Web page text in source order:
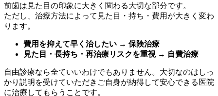
前歯は見た目の印象に大きく関わる大切な部分です。
ただし、治療方法によって見た目・持ち・費用が大きく変わ
ります。
費用を抑えて早く治したい → 保険治療
見た目・長持ち・再治療リスクを重視 → 自費治療
自由診療なら全ていいわけでもありません。大切なのはしっ
かり説明を受けていただきご自身が納得して安心できる医院
に治療してもらうことです。